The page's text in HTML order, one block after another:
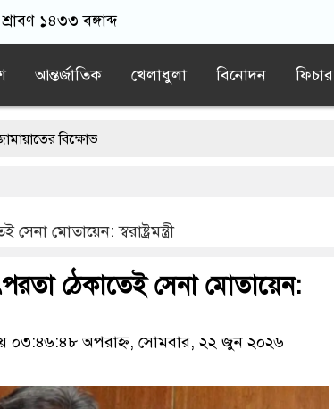
১৪৩৩ বঙ্গাব্দ
আন্তর্জাতিক খেলাধুলা বিনোদন ফিচার
ফেরা হলো না পেহেলি ভৈরবীর
হাসান
মোতায়েন: স্বরাষ্ট্রমন্ত্রী
ঠেকাতেই সেনা মোতায়েন:
০৩:৪৬:৪৮ অপরাহ্ন, সোমবার, ২২ জুন ২০২৬